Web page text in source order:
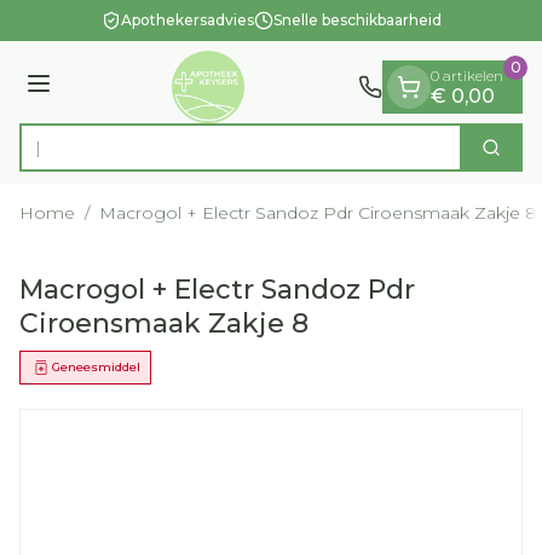
Ga naar de inhoudApothekersadvies Snelle beschikbaarheid
Menu
Product, merk, categorie...
Op zo Zoek
0 artikelen
€ 0,00
0
Home / Macrogol + Electr Sandoz Pdr Ciroensmaak Zakje 8
Macrogol + Electr Sandoz Pdr
Ciroensmaak Zakje 8
Geneesmiddel